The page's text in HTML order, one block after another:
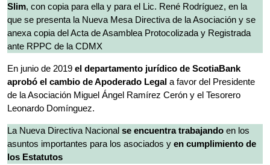
Slim, con copia para ella y para el Lic. René Rodríguez, en la
que se presenta la Nueva Mesa Directiva de la Asociación y se
anexa copia del Acta de Asamblea Protocolizada y Registrada
ante RPPC de la CDMX
En junio de 2019 el departamento jurídico de ScotiaBank
aprobó el cambio de Apoderado Legal a favor del Presidente
de la Asociación Miguel Ángel Ramírez Cerón y el Tesorero
Leonardo Domínguez.
La Nueva Directiva Nacional se encuentra trabajando en los
asuntos importantes para los asociados y en cumplimiento de
los Estatutos